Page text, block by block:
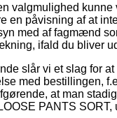
valgmulighed
en påvisning af at
med af fagmænd
ifald du bliver
slår vi et slag for
med bestillingen,
at man
PANTS